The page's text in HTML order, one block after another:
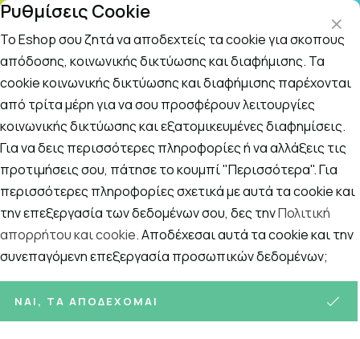
Αναζήτηση
Αρχική / Εταιρίες / ALFACARE /Alfa Care Μπάλα Antistress
Alfa Care Μπάλα Antistress σε
Μπλε Χρώμα
Ρυθμίσεις Cookie
Το Eshop σου ζητά να αποδεχτείς τα cookie για σκοπούς
απόδοσης, κοινωνικής δικτύωσης και διαφήμισης. Τα
cookie κοινωνικής δικτύωσης και διαφήμισης παρέχονται
από τρίτα μέρη για να σου προσφέρουν λειτουργίες
κοινωνικής δικτύωσης και εξατομικευμένες διαφημίσεις.
Για να δεις περισσότερες πληροφορίες ή να αλλάξεις τις
προτιμήσεις σου, πάτησε το κουμπί "Περισσότερα". Για
περισσότερες πληροφορίες σχετικά με αυτά τα cookie και
την επεξεργασία των δεδομένων σου, δες τηνΠολιτική
απορρήτου και cookie. Αποδέχεσαι αυτά τα cookie και την
συνεπαγόμενη επεξεργασία προσωπικών δεδομένων;
ΝΑΙ, ΤΑ ΑΠΟΔΈΧΟΜΑΙ